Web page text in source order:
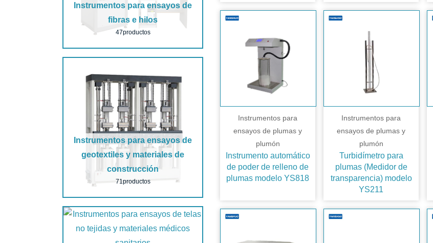
Instrumentos para ensayos de
fibras e hilos
47productos
Instrumentos para ensayos de
geotextiles y materiales de
construcción
71productos
Instrumentos para
ensayos de plumas y
plumón
Instrumento automático
de poder de relleno de
plumas modelo YS818
Instrumentos para
ensayos de plumas y
plumón
Turbidímetro para
plumas (Medidor de
transparencia) modelo
YS211